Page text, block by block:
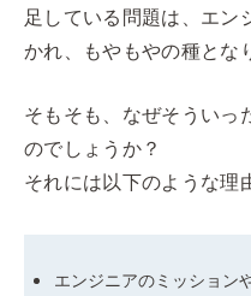
足している問題は、エン
かれ、もやもやの種とな
そもそも、なぜそういっ
のでしょうか？
それには以下のような理
エンジニアのミッション